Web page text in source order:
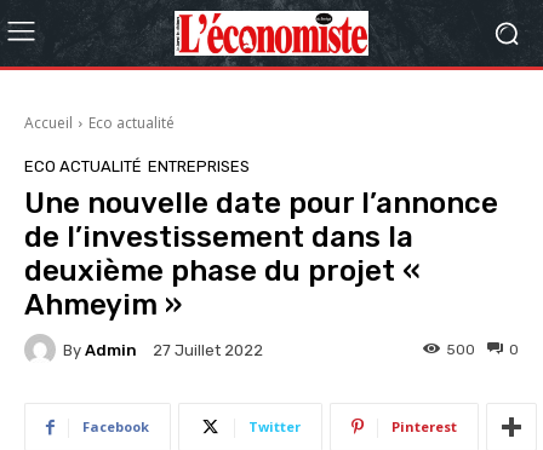
Accueil Eco actualité
ECO ACTUALITÉ ENTREPRISES
Une nouvelle date pour l’annonce
de l’investissement dans la
deuxième phase du projet «
Ahmeyim »
By Admin 27 Juillet 2022 0
500
Facebook Twitter Pinterest